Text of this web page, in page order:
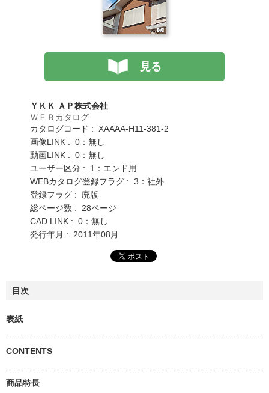
見る
ＹＫＫ ＡＰ株式会社
ＷＥＢカタログ
カタログコード : XAAAA-H11-381-2
画像LINK : 0：無し
動画LINK : 0：無し
ユーザー区分 : 1：エンド用
WEBカタログ登録フラグ : 3：社外
登録フラグ : 廃版
総ページ数 : 28ページ
CAD LINK : 0：無し
発行年月 : 2011年08月
目次
表紙
CONTENTS
商品特長